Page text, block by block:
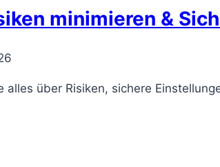
minimieren &
über Risiken, sichere